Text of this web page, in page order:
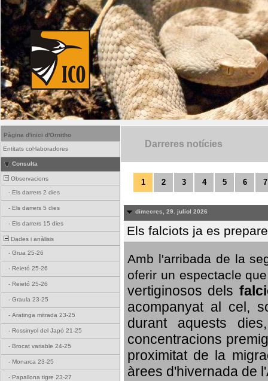
Pàgina d'inici d'Ornitho
Entitats col·laboradores
Consulta
Observacions
- Els darrers 2 dies
- Els darrers 5 dies
- Els darrers 15 dies
Dades i anàlisis
- Grua 25-26
- Reietó 25-26
- Reietó 25-26
- Graula 23-25
- Aratinga mitrada 23-25
- Rossinyol del Japó 21-25
- Brocat variable 24-25
- Monarca 23-25
- Papallona tigre 23-27
Darreres notícies
1 2 3 4 5 6 7
dimecres, 29. juliol 2026
Els falciots ja es
Amb l'arribada de la
oferir un espectacle
vertiginosos dels
acompanyat al cel,
durant aquests
concentracions
proximitat de la
àrees d'hivernada de